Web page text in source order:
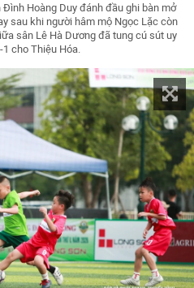
Hoàng Duy đánh đầu ghi bàn mở
sau khi người hâm mộ Ngọc Lặc còn
sân Lê Hà Dương đã tung cú sút uy
1 cho Thiệu Hóa.